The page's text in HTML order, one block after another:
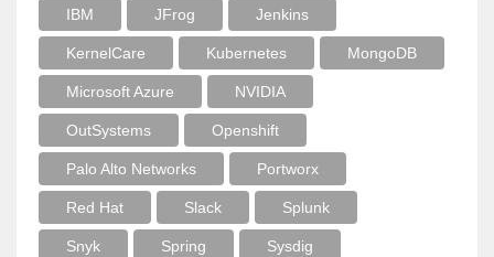
IBM JFrog Jenkins
KernelCare Kubernetes MongoDB
Microsoft Azure NVIDIA
OutSystems Openshift
Palo Alto Networks Portworx
Red Hat Slack Splunk
Snyk Spring Sysdig